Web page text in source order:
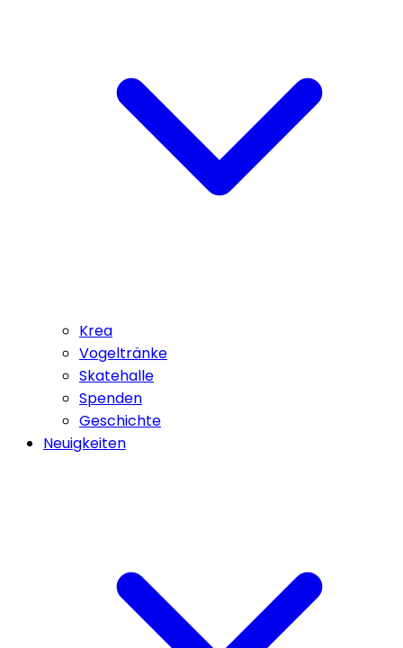
Krea
Vogeltränke
Skatehalle
Spenden
Geschichte
Neuigkeiten